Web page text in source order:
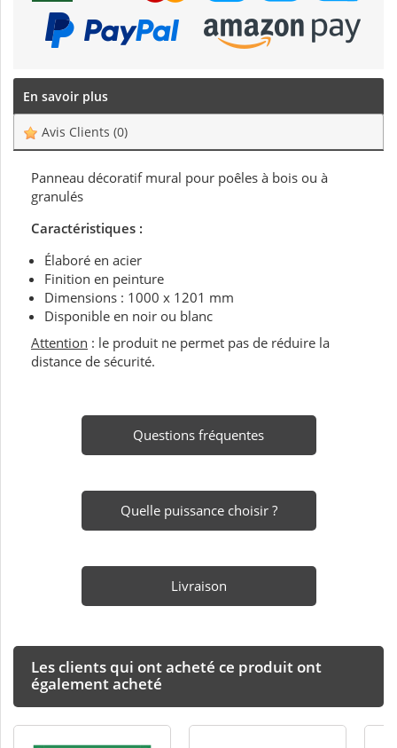
En savoir plus
Avis Clients (0)
Panneau décoratif mural pour poêles à bois ou à
granulés
Caractéristiques :
Élaboré en acier
Finition en peinture
Dimensions : 1000 x 1201 mm
Disponible en noir ou blanc
Attention : le produit ne permet pas de réduire la
distance de sécurité.
Questions fréquentes
Quelle puissance choisir ?
Livraison
Les clients qui ont acheté ce produit ont
également acheté